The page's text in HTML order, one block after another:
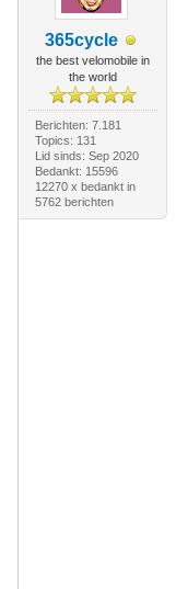
365cycle
the best velomobile in
the world
Berichten: 7.181
Topics: 131
Lid sinds: Sep 2020
Bedankt: 15596
12270 x bedankt in
5762 berichten